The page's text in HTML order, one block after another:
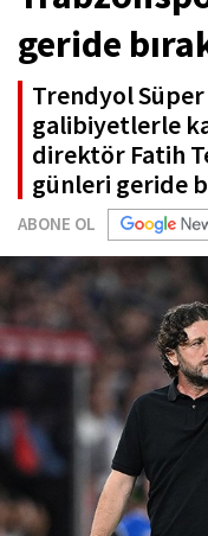
geride
Trendyol
galibiyetlerle
direktör Fatih
günleri geride
ABONE OL